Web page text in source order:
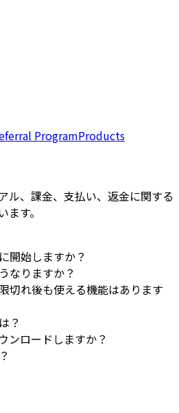
ProgramProducts
ル、課金、支払い、返金に関する
す。
開始しますか？
なりますか？
切れ後も使える機能はあります
？
ンロードしますか？